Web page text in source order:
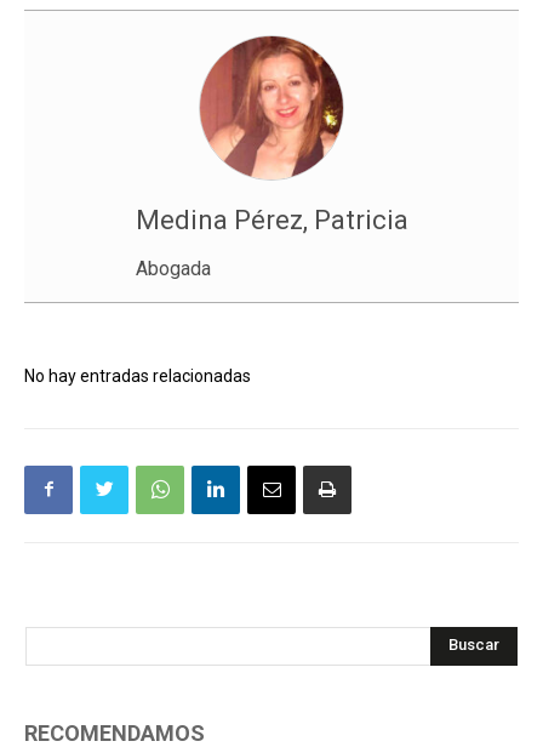
Medina Pérez, Patricia
Abogada
No hay entradas relacionadas
Buscar
RECOMENDAMOS